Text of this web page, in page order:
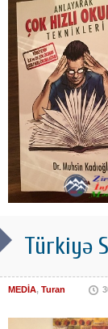
Türkiyə
MEDİA, Turan